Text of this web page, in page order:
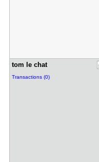
tom le cha​t
Transactions (0)